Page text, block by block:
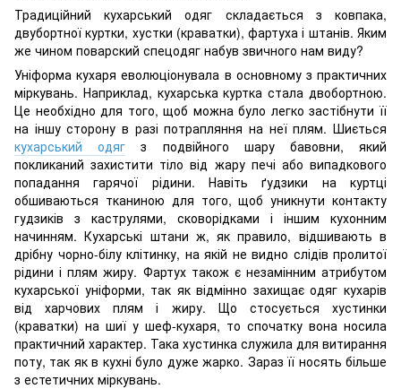
Традиційний кухарський одяг складається з ковпака,
двубортної куртки, хустки (краватки), фартуха і штанів. Яким
же чином поварский спецодяг набув звичного нам виду?
Уніформа кухаря еволюціонувала в основному з практичних
міркувань. Наприклад, кухарська куртка стала двобортною.
Це необхідно для того, щоб можна було легко застібнути її
на іншу сторону в разі потрапляння на неї плям. Шиється
кухарський одяг з подвійного шару бавовни, який
покликаний захистити тіло від жару печі або випадкового
попадання гарячої рідини. Навіть ґудзики на куртці
обшиваються тканиною для того, щоб уникнути контакту
гудзиків з каструлями, сковорідками і іншим кухонним
начинням. Кухарські штани ж, як правило, відшивають в
дрібну чорно-білу клітинку, на якій не видно слідів пролитої
рідини і плям жиру. Фартух також є незамінним атрибутом
кухарської уніформи, так як відмінно захищає одяг кухарів
від харчових плям і жиру. Що стосується хустинки
(краватки) на шиї у шеф-кухаря, то спочатку вона носила
практичний характер. Така хустинка служила для витирання
поту, так як в кухні було дуже жарко. Зараз її носять більше
з естетичних міркувань.